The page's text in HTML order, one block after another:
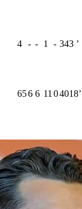
4 - - 1 - 343 ʼ
656 6 11 04018ʼ